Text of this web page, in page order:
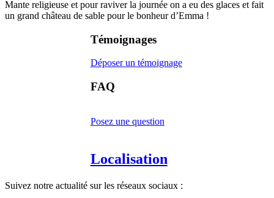
Mante religieuse et pour raviver la journée on a eu des glaces et fait
un grand château de sable pour le bonheur d’Emma !
Témoignages
Déposer un témoignage
FAQ
Posez une question
Localisation
Suivez notre actualité sur les réseaux sociaux :